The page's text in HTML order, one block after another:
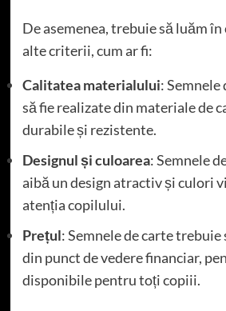
De asemenea, trebuie să luăm
alte criterii, cum ar fi:
Calitatea materialului:
să fie realizate din materiale de
durabile și rezistente.
Designul și culoarea: Semnele
aibă un design atractiv și culori
atenția copilului.
Prețul: Semnele de carte trebuie
din punct de vedere financiar,
disponibile pentru toți copiii.